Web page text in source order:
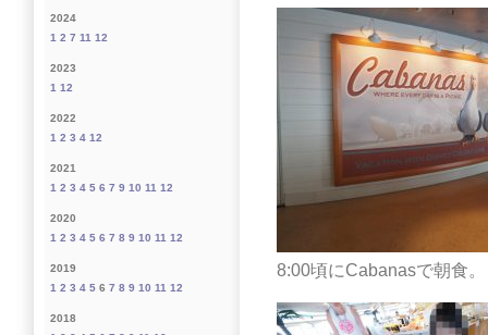
8:00頃にCabanasで朝食。
2024
1 2 7 11 12
2023
1 12
2022
1 2 3 4 12
2021
1 2 3 4 5 6 7 9 10 11 12
2020
1 2 3 4 5 6 7 8 9 10 11 12
2019
1 2 3 4 5 6 7 8 9 10 11 12
2018